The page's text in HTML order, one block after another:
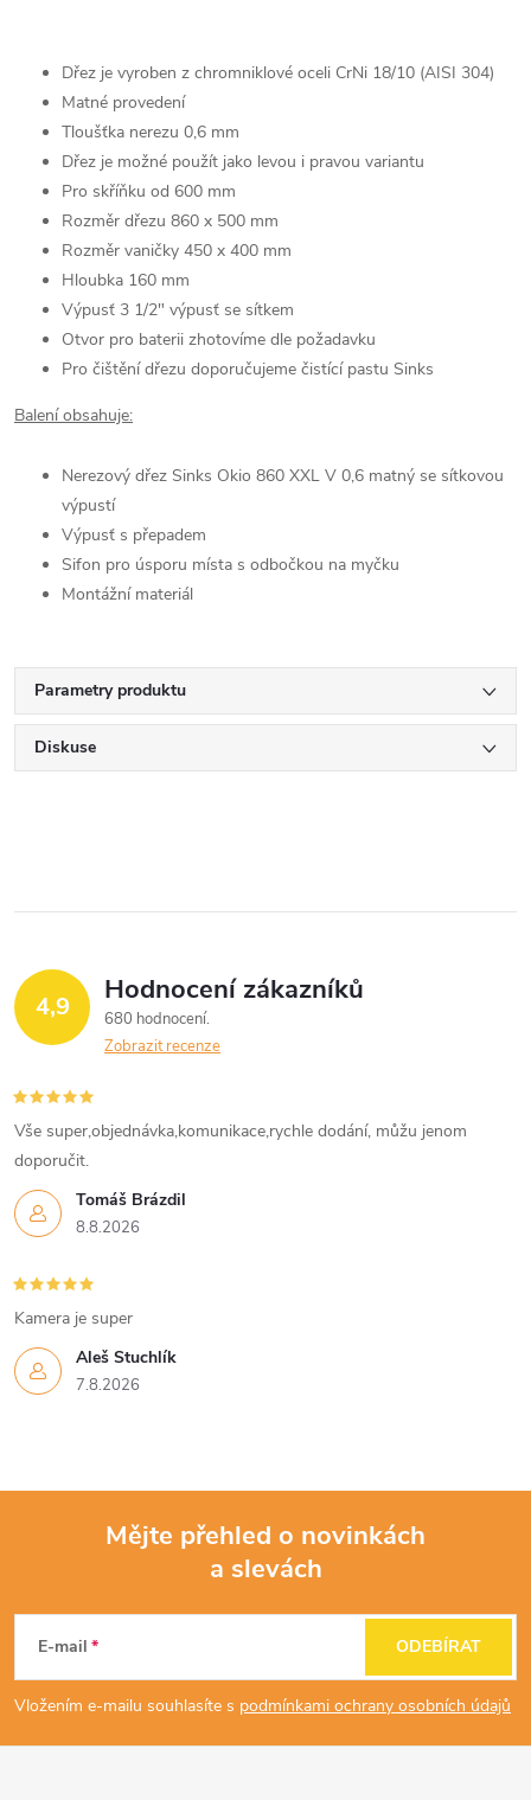
Dřez je vyroben z chromniklové oceli CrNi 18/10 (AISI 304)
Matné provedení
Tloušťka nerezu 0,6 mm
Dřez je možné použít jako levou i pravou variantu
Pro skříňku od 600 mm
Rozměr dřezu 860 x 500 mm
Rozměr vaničky 450 x 400 mm
Hloubka 160 mm
Výpusť 3 1/2" výpusť se sítkem
Otvor pro baterii zhotovíme dle požadavku
Pro čištění dřezu doporučujeme čistící pastu Sinks
Balení obsahuje:
Nerezový dřez Sinks Okio 860 XXL V 0,6 matný se sítkovou
výpustí
Výpusť s přepadem
Sifon pro úsporu místa s odbočkou na myčku
Montážní materiál
Parametry produktu
Diskuse
4,9 Hodnocení zákazníků
680 hodnocení
Zobrazit recenze
Tomáš Brázdil
8.8.2026
Vše super,objednávka,komunikace,rychle dodání, můžu jenom
doporučit.
Aleš Stuchlík
7.8.2026
Kamera je super
p
a
Mějte přehled o novinkách
a slevách
E-mail
Vložením e-mailu souhlasíte s podmínkami ochrany osobních údajů
ODEBÍRAT